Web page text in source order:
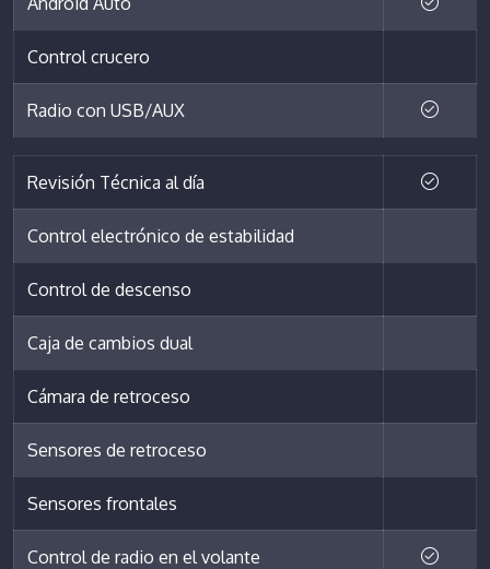
Control crucero
Radio con USB/AUX
Revisión Técnica al día
Control electrónico de estabilidad
Control de descenso
Caja de cambios dual
Cámara de retroceso
Sensores de retroceso
Sensores frontales
Control de radio en el volante